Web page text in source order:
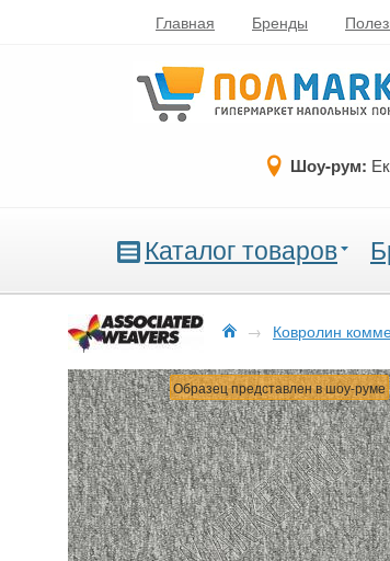
Главная Бренды
Шоу-рум:
Каталог товаров
→ Ковролин
Образец представлен в шоу-руме